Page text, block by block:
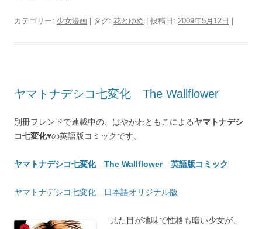
カテゴリー: 少女漫画 | タグ: 花とゆめ | 投稿日: 2009年5月12日
ヤマトナデシコ七変化 The Wallflower
別冊フレンドで連載中の、はやかわともこによるヤマトナデシ
コ七変化♥の英語版コミックです。
ヤマトナデシコ七変化 The Wallflower 英語版コミック
ヤマトナデシコ七変化 日本語オリジナル版
見た目が地味で性格も暗い少女が、